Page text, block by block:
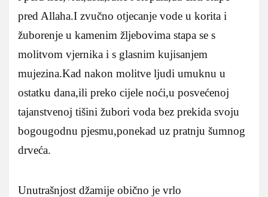
pred Allaha.I zvučno otjecanje vode u korita i
žuborenje u kamenim žljebovima stapa se s
molitvom vjernika i s glasnim kujisanjem
mujezina.Kad nakon molitve ljudi umuknu u
ostatku dana,ili preko cijele noći,u posvećenoj
tajanstvenoj tišini žubori voda bez prekida svoju
bogougodnu pjesmu,ponekad uz pratnju šumnog
drveća.
Unutrašnjost džamije obično je vrlo